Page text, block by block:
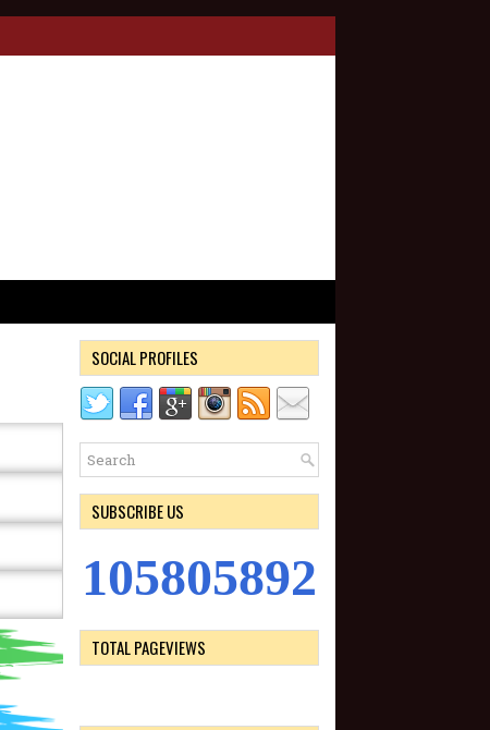
SOCIAL PROFILES
SUBSCRIBE US
105805892
TOTAL PAGEVIEWS